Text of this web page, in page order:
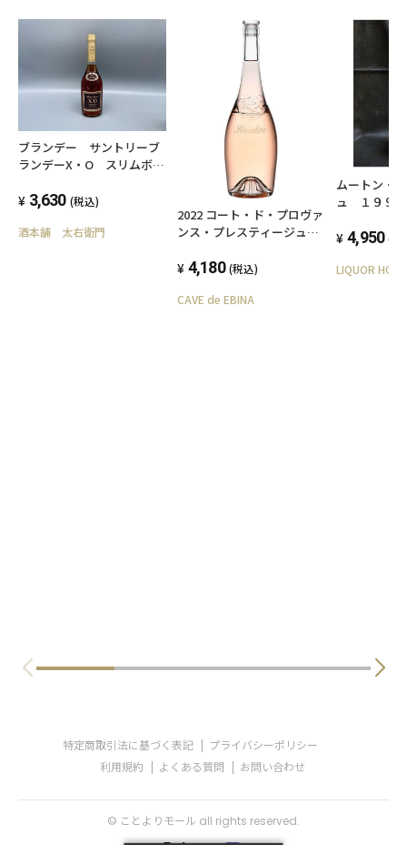
ブランデー サントリーブ
ランデーX・O スリムボト
3,630 (税込)
酒本舗 太右衛門
2022 コート・ド・プロヴァ
ンス・プレスティージュ・
ロズリーヌ
4,180 (税込)
CAVE de EBINA
ムートン・
ュ １９９６
4,950 (税
特定商取引法に基づく表記
プライバシーポリシー
利用規約
よくある質問 お問い合わせ
© ことよりモール all rights reserved.